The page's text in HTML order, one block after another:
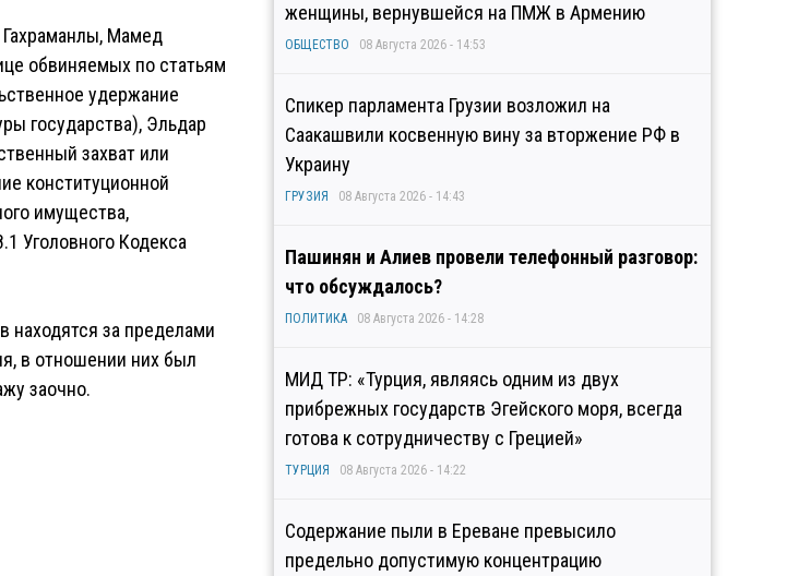
Мамед
обвиняемых по статьям
удержание
государства), Эльдар
захват или
конституционной
имущества,
Уголовного Кодекса
находятся за пределами
в отношении них был
заочно.
женщины, вернувшейся на ПМЖ в Армению
ОБЩЕСТВО 08 Августа 2026 - 14:53
Спикер парламента Грузии возложил на
Саакашвили косвенную вину за вторжение РФ в
Украину
ГРУЗИЯ 08 Августа 2026 - 14:43
Пашинян и Алиев провели телефонный разговор:
что обсуждалось?
ПОЛИТИКА 08 Августа 2026 - 14:28
МИД ТР: «Турция, являясь одним из двух
прибрежных государств Эгейского моря, всегда
готова к сотрудничеству с Грецией»
ТУРЦИЯ 08 Августа 2026 - 14:22
Содержание пыли в Ереване превысило
предельно допустимую концентрацию